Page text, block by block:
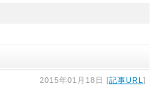
2015年01月18日 [記事URL ]